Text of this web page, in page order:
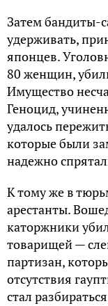
Затем бандиты-
удерживать,
японцев.
80 женщин,
Имущество
Геноцид,
удалось
которые были
надежно
К тому же в
арестанты.
каторжники
товарищей —
партизан,
отсутствия
стал